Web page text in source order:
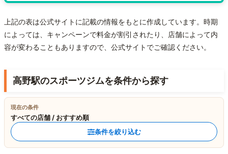
上記の表は公式サイトに記載の情報をもとに作成しています。時期
によっては、キャンペーンで料金が割引されたり、店舗によって内
容が変わることもありますので、公式サイトでご確認ください。
高野駅のスポーツジムを条件から探す
現在の条件
すべての店舗 / おすすめ順
条件を絞り込む